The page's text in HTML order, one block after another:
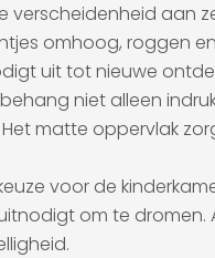
aan
omhoog, roggen
uit tot nieuwe
niet alleen
matte oppervlak
voor de
om te